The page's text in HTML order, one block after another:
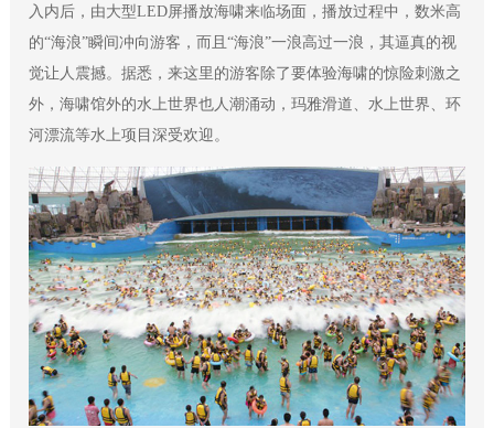
入内后，由大型LED屏播放海啸来临场面，播放过程中，数米高
的“海浪”瞬间冲向游客，而且“海浪”一浪高过一浪，其逼真的视
觉让人震撼。据悉，来这里的游客除了要体验海啸的惊险刺激之
外，海啸馆外的水上世界也人潮涌动，玛雅滑道、水上世界、环
河漂流等水上项目深受欢迎。